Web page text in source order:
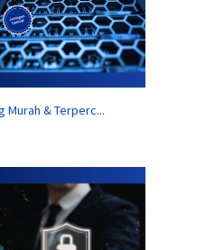
Murah & Terperc...